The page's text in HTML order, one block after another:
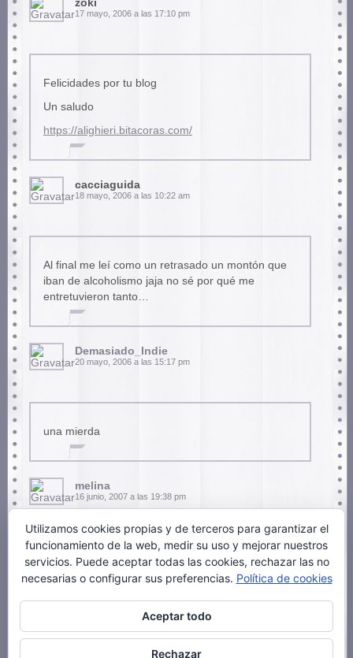
zoki
17 mayo, 2006 a las 17:10 pm
Felicidades por tu blog
Un saludo
https://alighieri.bitacoras.com/
cacciaguida
18 mayo, 2006 a las 10:22 am
Al final me leí como un retrasado un montón que
iban de alcoholismo jaja no sé por qué me
entretuvieron tanto…
Demasiado_Indie
20 mayo, 2006 a las 15:17 pm
una mierda
melina
16 junio, 2007 a las 19:38 pm
muy fome y chanta wuec
31 agosto, 2009 a las 17:30 pm
Utilizamos cookies propias y de terceros para garantizar el
funcionamiento de la web, medir su uso y mejorar nuestros
servicios. Puede aceptar todas las cookies, rechazar las no
necesarias o configurar sus preferencias. Política de cookies
Aceptar todo
Rechazar